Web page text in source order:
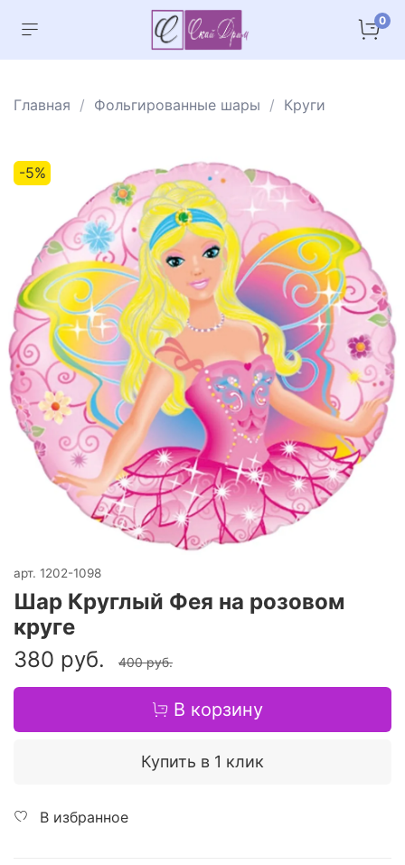
0
Главная Фольгированные шары Круги
-5%
арт. 1202-1098
Шар Круглый Фея на розовом
круге
380 руб.
400 руб.
В корзину
Купить в 1 клик
В избранное